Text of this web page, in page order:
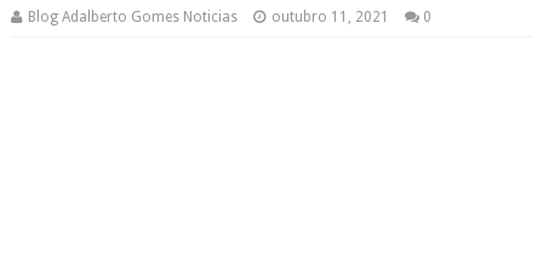
Blog Adalberto Gomes Noticias outubro 11, 2021 0